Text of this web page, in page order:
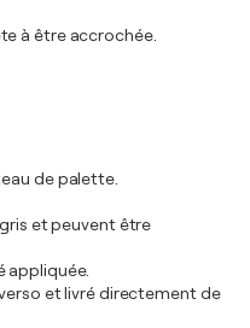
à être accrochée.
de palette.
et peuvent être
appliquée.
et livré directement de